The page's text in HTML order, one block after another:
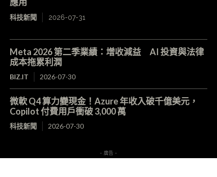
科技新聞 2026-07-31
Meta 2026 第二季業績：增收減益 AI 投資與法律
成本拖累利潤
BIZ.IT 2026-07-30
微軟 Q4 算力變現金！Azure 年收入破千億美元，
Copilot 付費用戶衝破 3,000 萬
科技新聞 2026-07-30
- 廣告 -